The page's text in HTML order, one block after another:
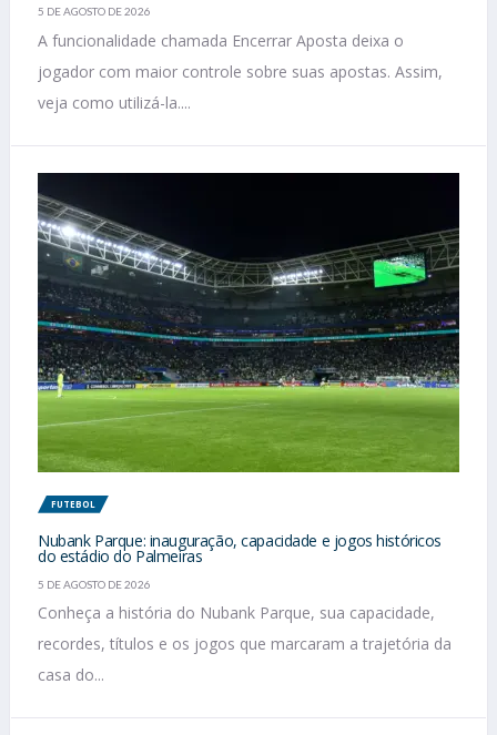
5 DE AGOSTO DE 2026
A funcionalidade chamada Encerrar Aposta deixa o
jogador com maior controle sobre suas apostas. Assim,
veja como utilizá-la....
FUTEBOL
Nubank Parque: inauguração, capacidade e jogos históricos
do estádio do Palmeiras
5 DE AGOSTO DE 2026
Conheça a história do Nubank Parque, sua capacidade,
recordes, títulos e os jogos que marcaram a trajetória da
casa do...